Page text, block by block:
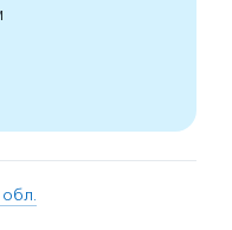
обл.